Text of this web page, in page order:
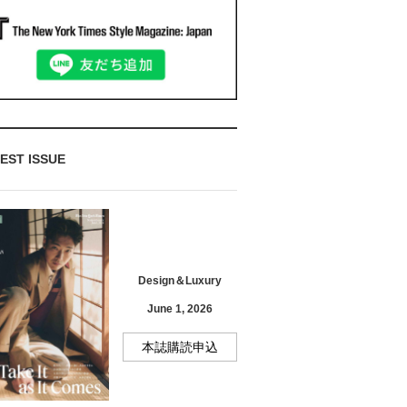
ISSUE
Design＆Luxury
June 1, 2026
本誌購読申込